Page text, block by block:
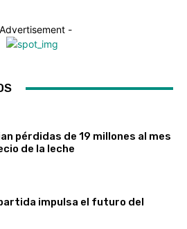
-
pérdidas de 19 millones al mes
de la leche
impulsa el futuro del